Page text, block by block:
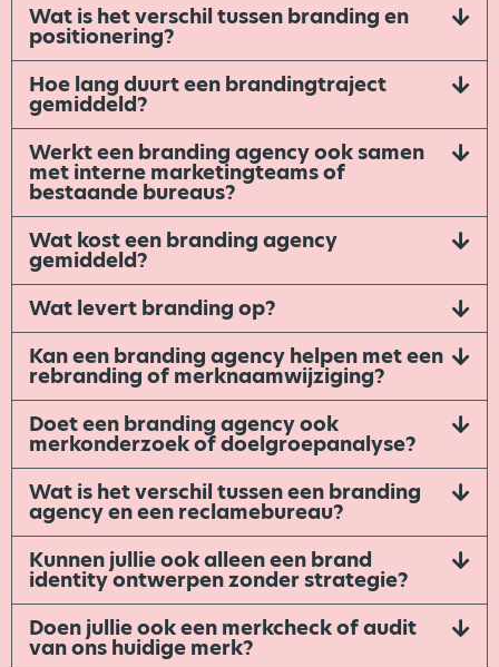
Wat is het verschil tussen branding en
positionering?
Hoe lang duurt een brandingtraject
gemiddeld?
Werkt een branding agency ook samen
met interne marketingteams of
bestaande bureaus?
Wat kost een branding agency
gemiddeld?
Wat levert branding op?
Kan een branding agency helpen met een
rebranding of merknaamwijziging?
Doet een branding agency ook
merkonderzoek of doelgroepanalyse?
Wat is het verschil tussen een branding
agency en een reclamebureau?
Kunnen jullie ook alleen een brand
identity ontwerpen zonder strategie?
Doen jullie ook een merkcheck of audit
van ons huidige merk?